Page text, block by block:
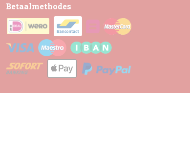
Betaalmethodes